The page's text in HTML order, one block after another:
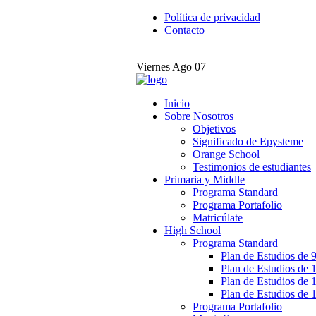
Política de privacidad
Contacto
Viernes Ago 07
Inicio
Sobre Nosotros
Objetivos
Significado de Epysteme
Orange School
Testimonios de estudiantes
Primaria y Middle
Programa Standard
Programa Portafolio
Matricúlate
High School
Programa Standard
Plan de Estudios de
Plan de Estudios de
Plan de Estudios de
Plan de Estudios de
Programa Portafolio